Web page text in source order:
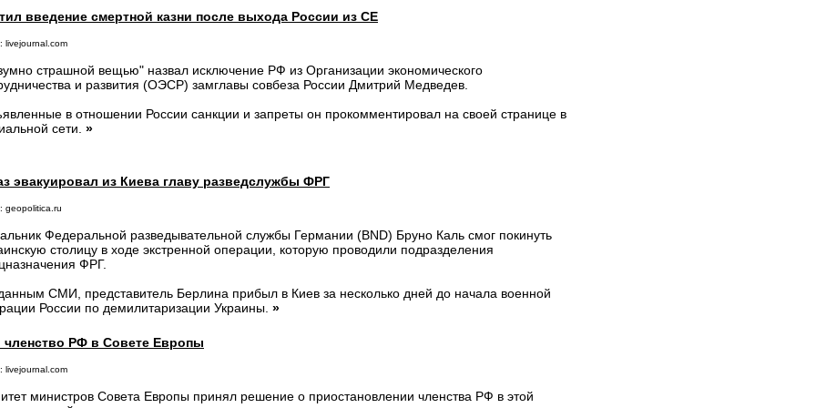
введение смертной казни после выхода России из СЕ
livejournal.com
страшной вещью" назвал исключение РФ из Организации экономического
и развития (ОЭСР) замглавы совбеза России Дмитрий Медведев.
в отношении России санкции и запреты он прокомментировал на своей странице в
сети. »
эвакуировал из Киева главу разведслужбы ФРГ
geopolitica.ru
Федеральной разведывательной службы Германии (BND) Бруно Каль смог покинуть
столицу в ходе экстренной операции, которую проводили подразделения
ФРГ.
СМИ, представитель Берлина прибыл в Киев за несколько дней до начала военной
России по демилитаризации Украины. »
членство РФ в Совете Европы
livejournal.com
министров Совета Европы принял решение о приостановлении членства РФ в этой